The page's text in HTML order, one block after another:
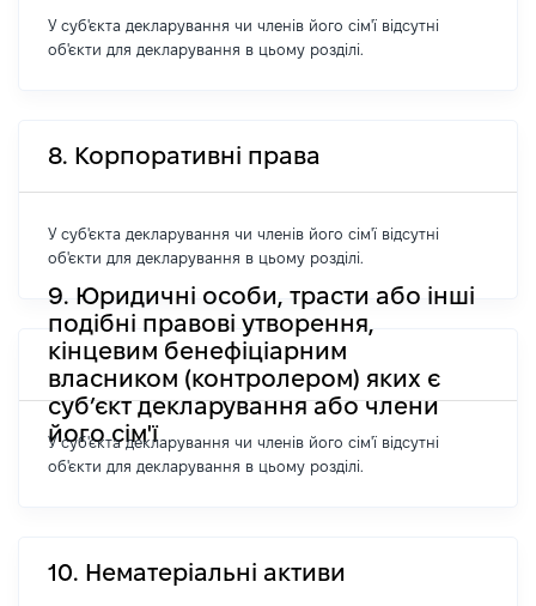
У суб'єкта декларування чи членів його сім'ї відсутні
об'єкти для декларування в цьому розділі.
8. Корпоративні права
У суб'єкта декларування чи членів його сім'ї відсутні
об'єкти для декларування в цьому розділі.
9. Юридичні особи, трасти або інші
подібні правові утворення,
кінцевим бенефіціарним
власником (контролером) яких є
суб’єкт декларування або члени
його сім'ї
У суб'єкта декларування чи членів його сім'ї відсутні
об'єкти для декларування в цьому розділі.
10. Нематеріальні активи